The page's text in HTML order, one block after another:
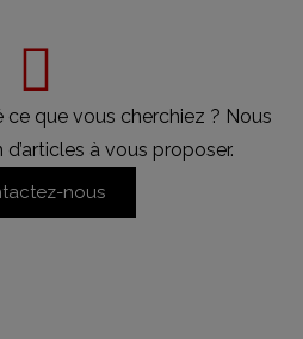
ce que vous cherchiez ? Nous
à vous proposer.
nous